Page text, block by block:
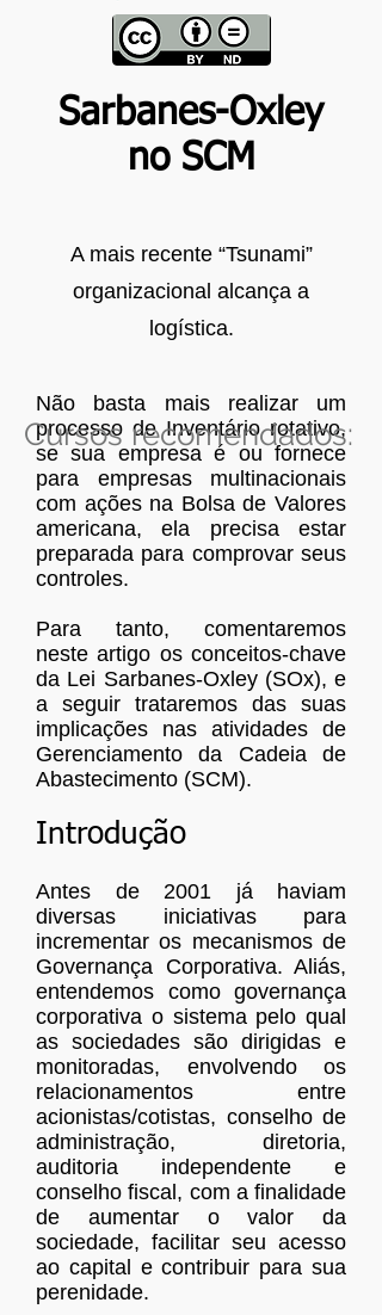
Sarbanes-Oxley
no SCM
A mais recente “Tsunami”
organizacional alcança a
logística.
Não basta mais realizar um
processo de Inventário rotativo,
se sua empresa é ou fornece
para empresas multinacionais
com ações na Bolsa de Valores
americana, ela precisa estar
preparada para comprovar seus
controles.
Para tanto, comentaremos
neste artigo os conceitos-chave
da Lei Sarbanes-Oxley (SOx), e
a seguir trataremos das suas
implicações nas atividades de
Gerenciamento da Cadeia de
Abastecimento (SCM).
Introdução
Antes de 2001 já haviam
diversas iniciativas para
incrementar os mecanismos de
Governança Corporativa. Aliás,
entendemos como governança
corporativa o sistema pelo qual
as sociedades são dirigidas e
monitoradas, envolvendo os
relacionamentos entre
acionistas/cotistas, conselho de
administração, diretoria,
auditoria independente e
conselho fiscal, com a finalidade
de aumentar o valor da
sociedade, facilitar seu acesso
ao capital e contribuir para sua
perenidade.
Cursos recomendados: